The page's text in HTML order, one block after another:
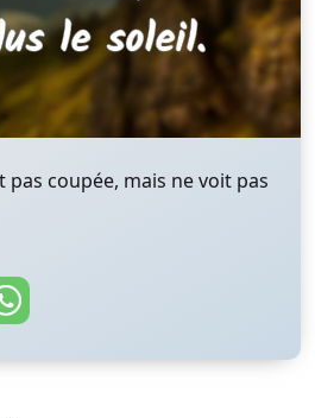
pas coupée, mais ne voit pas